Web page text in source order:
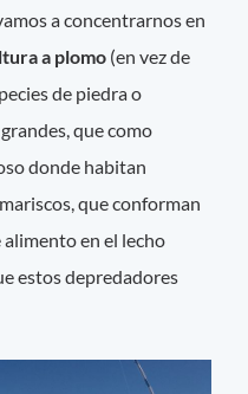
a concentrarnos en
a plomo (en vez de
de piedra o
que como
donde habitan
que conforman
en el lecho
estos depredadores